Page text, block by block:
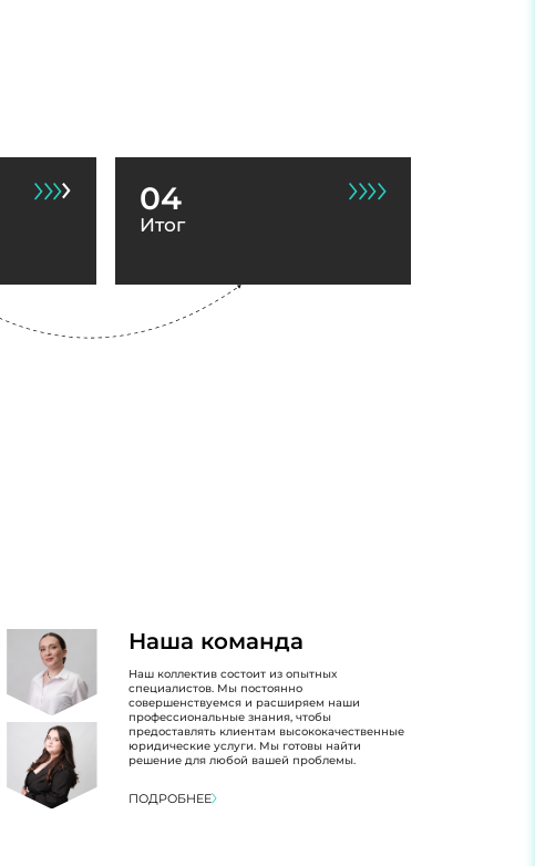
04
Итог
Наша команда
Наш коллектив состоит из опытных
специалистов. Мы постоянно
совершенствуемся и расширяем наши
профессиональные знания, чтобы
предоставлять клиентам высококачественные
юридические услуги. Мы готовы найти
решение для любой вашей проблемы.
ПОДРОБНЕЕ